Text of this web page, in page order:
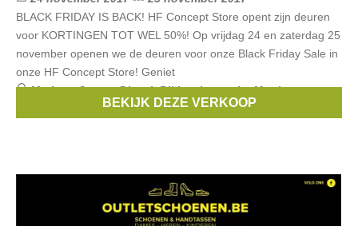
BLACK FRIDAY IS BACK! HF Concept Store opent zijn deuren
voor KORTINGEN TOT WEL 50%! Op vrijdag 24 en zaterdag 25
november openen we de deuren voor onze Black Friday Sale in
onze HF Concept Store! Geniet
Merken:Guess,Diesel,Bikkembergs,La Martina,
BEKIJK DEZE VERKOOP